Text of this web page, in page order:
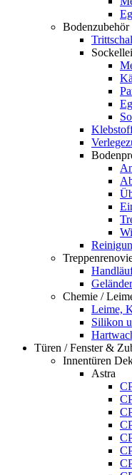
Bodenzubehör
Chemie /
Leime,
Silikon
Türen / Fenster &
Innentüren
Astra